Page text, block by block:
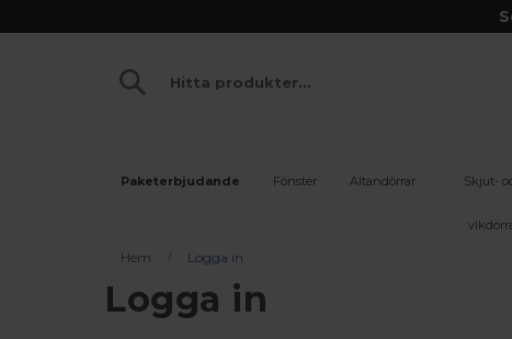
Paketerbjudande Fönster Altandörrar Skjut-
Hem Logga in
Logga in